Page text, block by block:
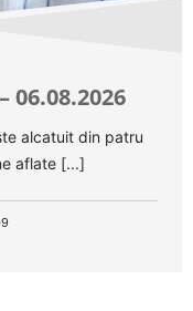
06.08.2026
alcatuit din patru
aflate [...]